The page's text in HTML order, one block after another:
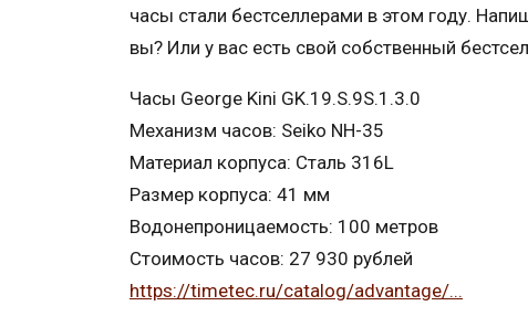
часы стали бестселлерами в этом году.
вы? Или у вас есть свой собственный
Часы George Kini GK.19.S.9S.1.3.0
Механизм часов: Seiko NH-35
Материал корпуса: Сталь 316L
Размер корпуса: 41 мм
Водонепроницаемость: 100 метров
Стоимость часов: 27 930 рублей
https://timetec.ru/catalog/advantage/...